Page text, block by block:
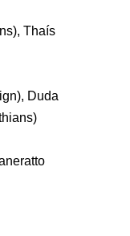
Thaís
Duda